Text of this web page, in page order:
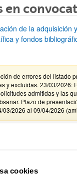
cookies
en
de la adquisición
y fondos
de errores del listado
y excluidas. 23/03/2026:
admitidas y las
Plazo de
03/2026 al 09/04/2026
para el fomento de
y de la innovación
documentación: